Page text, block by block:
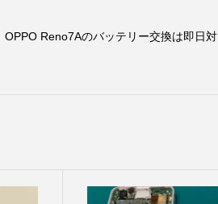
OPPO Reno7Aのバッテリー交換は即日対